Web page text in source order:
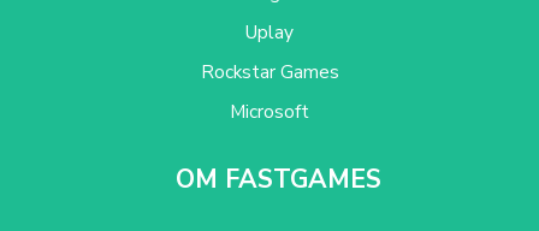
Uplay
Rockstar Games
Microsoft
OM FASTGAMES